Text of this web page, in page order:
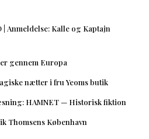
| Anmeldelse: Kalle og Kaptajn
gennem Europa
nætter i fru Yeoms butik
HAMNET — Historisk fiktion
Thomsens København